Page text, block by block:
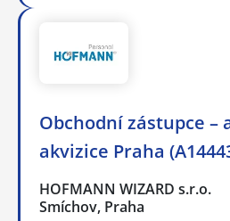
Obchodní zástupce –
akvizice Praha
HOFMANN WIZARD s.r.o.
Smíchov, Praha